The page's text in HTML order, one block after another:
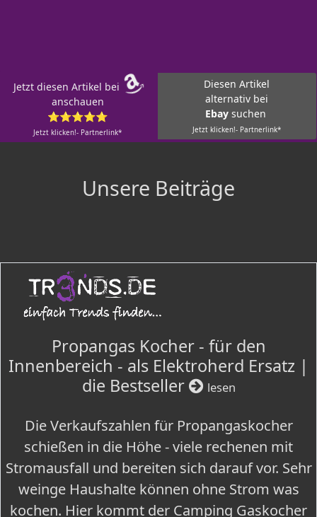
Jetzt diesen Artikel bei
anschauen
⭐⭐⭐⭐⭐
Jetzt klicken!- Partnerlink*
Diesen Artikel
alternativ bei
Ebay suchen
Jetzt klicken!- Partnerlink*
Unsere Beiträge
Propangas Kocher - für den
Innenbereich - als Elektroherd Ersatz |
die Bestseller
lesen
Die Verkaufszahlen für Propangaskocher
schießen in die Höhe - viele rechenen mit
Stromausfall und bereiten sich darauf vor. Sehr
weinge Haushalte können ohne Strom was
kochen. Hier kommt der Camping Gaskocher